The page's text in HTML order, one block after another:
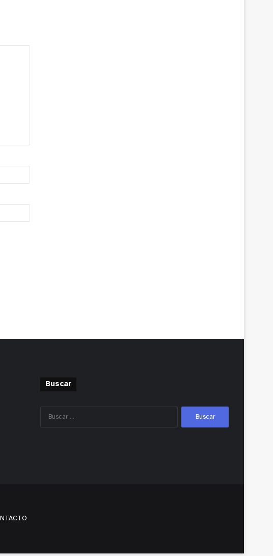
Buscar